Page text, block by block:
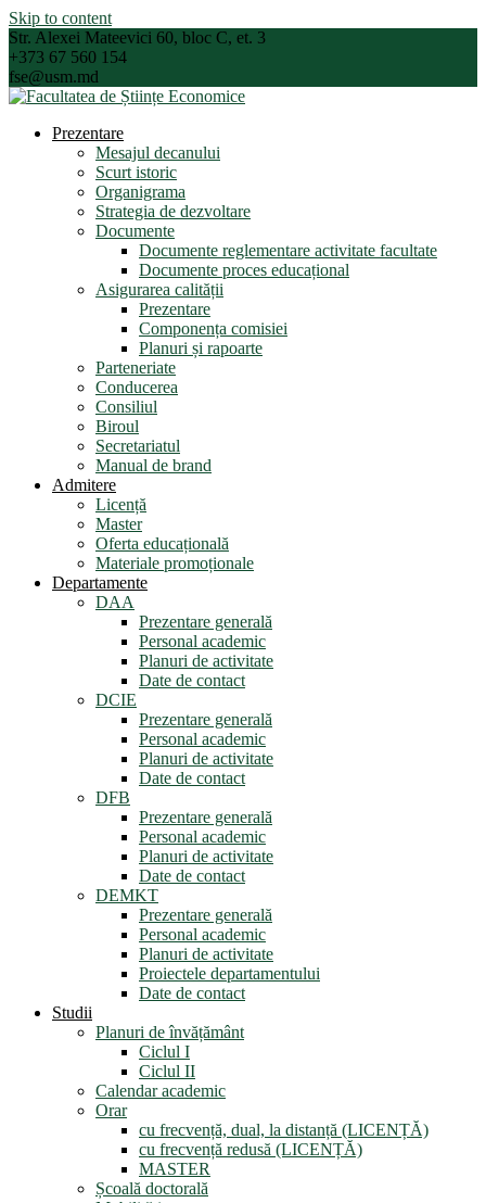
Skip to content
Str. Alexei Mateevici 60, bloc C, et. 3
+373 67 560 154
fse@usm.md
Prezentare
Mesajul decanului
Scurt istoric
Organigrama
Strategia de dezvoltare
Documente
Documente reglementare activitate facultate
Documente proces educațional
Asigurarea calității
Prezentare
Componența comisiei
Planuri și rapoarte
Parteneriate
Conducerea
Consiliul
Biroul
Secretariatul
Manual de brand
Admitere
Licență
Master
Oferta educațională
Materiale promoționale
Departamente
DAA
Prezentare generală
Personal academic
Planuri de activitate
Date de contact
DCIE
Prezentare generală
Personal academic
Planuri de activitate
Date de contact
DFB
Prezentare generală
Personal academic
Planuri de activitate
Date de contact
DEMKT
Prezentare generală
Personal academic
Planuri de activitate
Proiectele departamentului
Date de contact
Studii
Planuri de învățământ
Ciclul I
Ciclul II
Calendar academic
Orar
cu frecvență, dual, la distanță (LICENȚĂ)
cu frecvență redusă (LICENȚĂ)
MASTER
Școală doctorală